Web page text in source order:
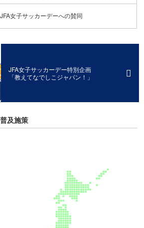
JFA女子サッカーデーへの賛同
JFA女子サッカーデー特別企画
「教えてなでしこジャパン！」
及施策